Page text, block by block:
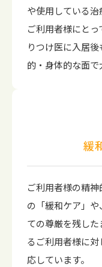
や使用している治
ご利用者様にと
りつけ医に入居
的・身体的な面で
緩
ご利用者様の精
の「緩和ケア」
ての尊厳を残し
るご利用者様に
応しています。